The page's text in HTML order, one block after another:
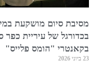
מסיבת סיום מושקעת
בכדורגל של עיריית
בקאנטרי "הומס פלייס"
23 ביוני 2026